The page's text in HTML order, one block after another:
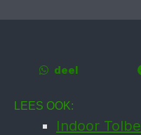
deel
LEES OOK:
Indoor